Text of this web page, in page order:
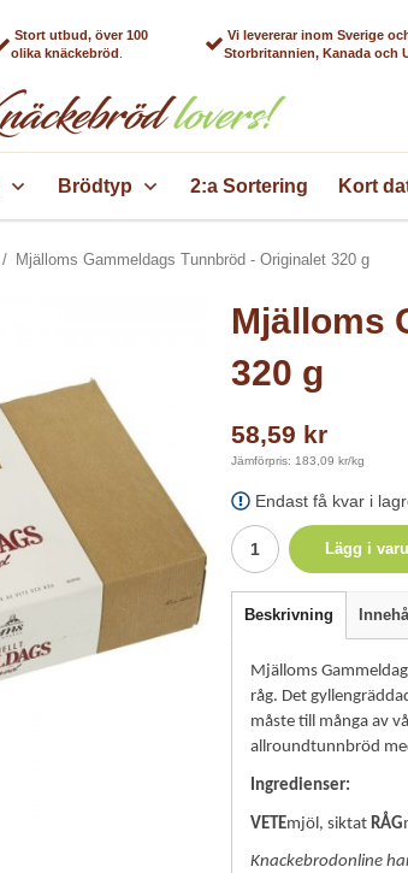
Stort utbud, över 100
olika knäckebröd
Vi levererar inom Sverige
Storbritannien, Kanada och
Brödtyp 2:a Sortering Kort
/ Mjälloms Gammeldags Tunnbröd - Originalet 320 g
Mjälloms
320 g
58,59 kr
Jämförpris: 183,09 kr/kg
Endast få kvar i
Lägg i
Beskrivning
Mjälloms
råg. Det
måste till många av
allroundtunnbröd
Ingredienser:
VETEmjöl, siktat RÅG
Knackebrodonline